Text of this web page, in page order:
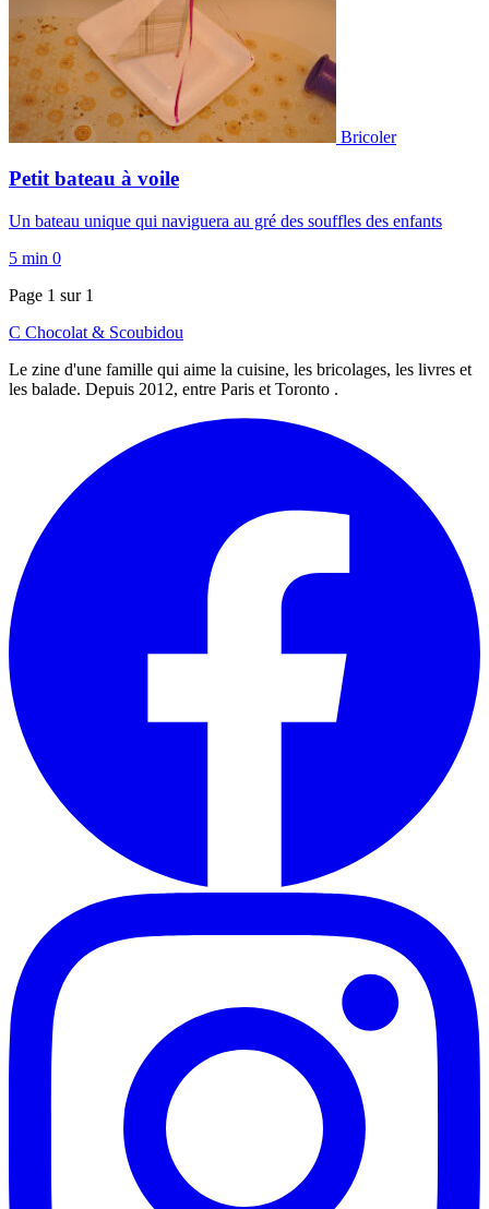
Bricoler
Petit bateau à voile
Un bateau unique qui naviguera au gré des souffles des enfants
5 min 0
Page 1 sur 1
C Chocolat & Scoubidou
Le zine d'une famille qui aime la cuisine, les bricolages, les livres et
les balade. Depuis 2012, entre Paris et Toronto .